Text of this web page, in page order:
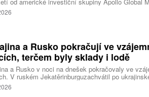
od americké investiční skupiny Apollo Global
oceňuje aerolinku na 5,7 miliardy liber, tedy
korun.
a Rusko pokračují ve
terčem byly sklady i lodě
a Rusko v noci na dnešek pokračovaly ve
V ruském Jekatěrinburguzachvátil po
centrum ruského internetového prodejce
o tom informovala bez podrobností na síti